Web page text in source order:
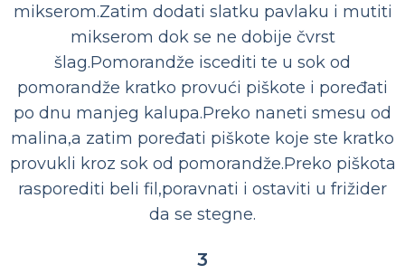
mikserom.Zatim dodati slatku pavlaku i mutiti
mikserom dok se ne dobije čvrst
šlag.Pomorandže iscediti te u sok od
pomorandže kratko provući piškote i poređati
po dnu manjeg kalupa.Preko naneti smesu od
malina,a zatim poređati piškote koje ste kratko
provukli kroz sok od pomorandže.Preko piškota
rasporediti beli fil,poravnati i ostaviti u frižider
da se stegne.
3